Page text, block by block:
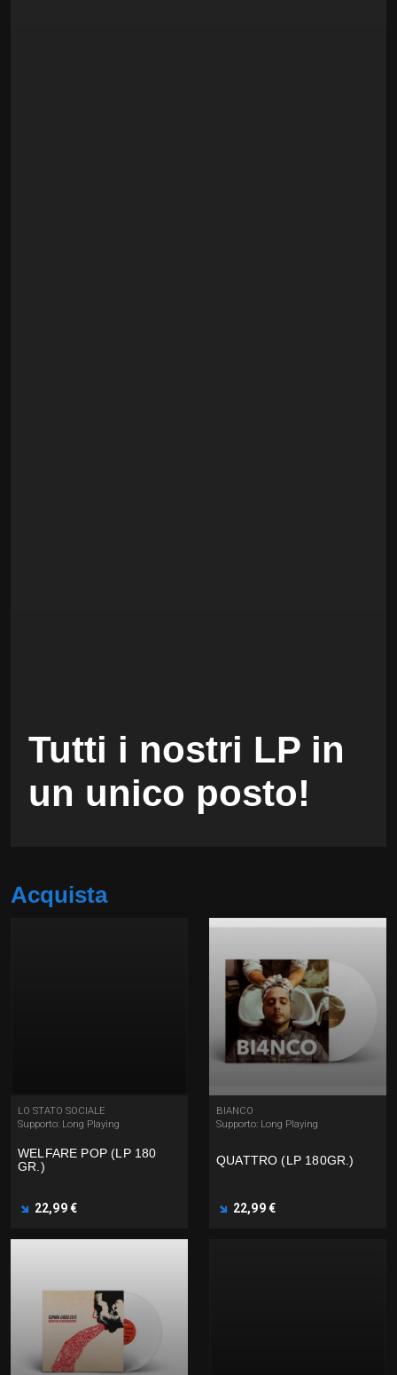
Tutti i nostri LP in
un unico posto!
Acquista
LO STATO SOCIALE
Supporto: Long Playing
WELFARE POP (LP 180
GR.)
22,99 €
BIANCO
Supporto: Long Playing
QUATTRO (LP 180GR.)
22,99 €